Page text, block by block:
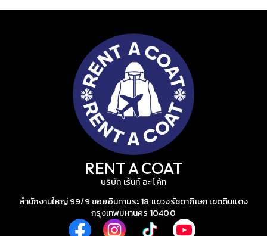
RENT A COAT
บริษัท เร้นท์ อะ โค้ท
สำนักงานใหญ่ 99/9 ซอยอินทามระ 18 แขวงรัชดาภิเษก เขตดินแดง
กรุงเทพมหานคร 10400